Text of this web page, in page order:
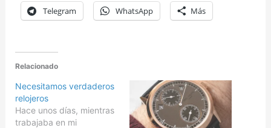
Telegram WhatsApp Más
Relacionado
Necesitamos verdaderos
relojeros
Hace unos días, mientras
trabajaba en mi